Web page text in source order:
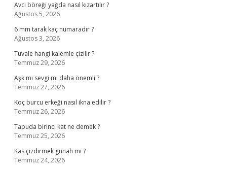
Avcı böreği yağda nasıl kızartılır ?
Ağustos 5, 2026
6 mm tarak kaç numaradır ?
Ağustos 3, 2026
Tuvale hangi kalemle çizilir ?
Temmuz 29, 2026
Aşk mı sevgi mi daha önemli ?
Temmuz 27, 2026
Koç burcu erkeği nasıl ikna edilir ?
Temmuz 26, 2026
Tapuda birinci kat ne demek ?
Temmuz 25, 2026
Kas çizdirmek günah mı ?
Temmuz 24, 2026